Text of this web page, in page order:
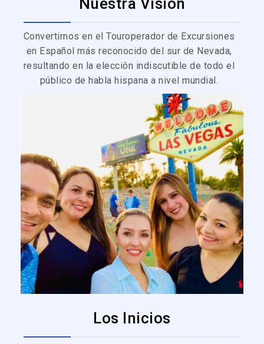
Convertirnos en el Touroperador de Excursiones
en Español más reconocido del sur de Nevada,
resultando en la elección indiscutible de todo el
público de habla hispana a nivel mundial.
Los Inicios